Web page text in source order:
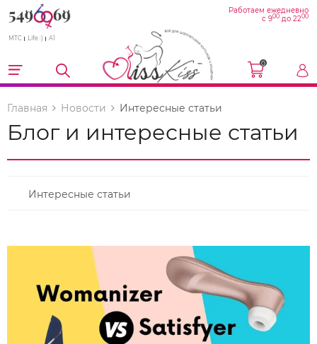
МТС Life :) A1
Работаем ежедневно
с 900 до 2200
0
Главная Новости Интересные статьи
Блог и интересные статьи
Интересные статьи